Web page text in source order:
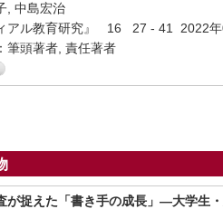
, 中島宏治
ィアル教育研究』 16 27 - 41 2022
筆頭著者, 責任著者
が捉えた「書き手の成長」―大学生